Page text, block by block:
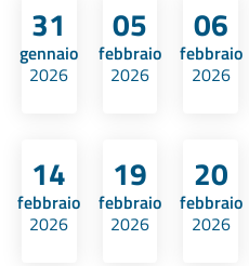
31
gennaio
2026
05
febbraio
2026
06
febbraio
2026
14
febbraio
2026
19
febbraio
2026
20
febbraio
2026